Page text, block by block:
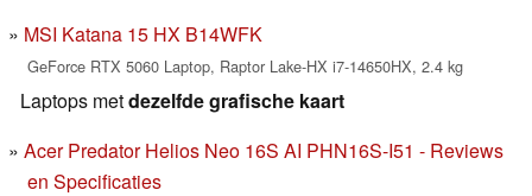
MSI Katana 15 HX B14WFK
GeForce RTX 5060 Laptop, Raptor Lake-HX i7-14650HX, 2.4 kg
Laptops metdezelfde grafische kaart
Acer Predator Helios Neo 16S AI PHN16S-I51 - Reviews
en Specificaties